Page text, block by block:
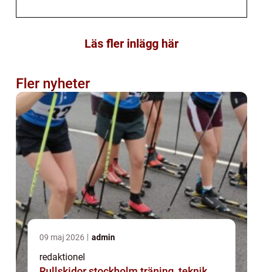
Läs fler inlägg här
Fler nyheter
09 maj 2026 admin
redaktionel